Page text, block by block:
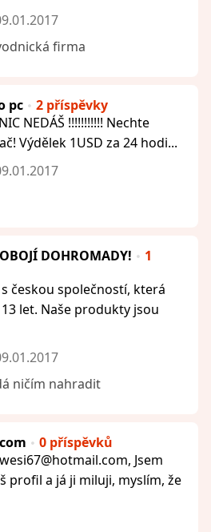
firma
pc
2 příspěvky
NEDÁŠ !!!!!!!!!!! Nechte
Výdělek 1USD za 24 hodi...
DOHROMADY!
1
českou společností, která
let. Naše produkty jsou
ničím nahradit
0 příspěvků
Jsem
profil a já ji miluji, myslím, že